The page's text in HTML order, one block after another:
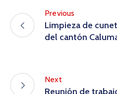
Previous
Limpieza de
del cantón
Next
Reunión de